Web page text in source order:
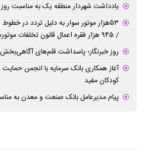
یادداشت شهردار منطقه یک به مناسبت روز
۵۳هزار موتور سوار به دلیل تردد در
/ ۹۴۵ هزار فقره اعمال قانون تخلفات موتورسواران در سال ۱۴۰۵
روز خبرنگار؛ پاسداشت قلم‌های
آغاز همکاری بانک سرمایه با انجمن حمایت
کودکان مفید
پیام مدیرعامل بانک صنعت و معدن به